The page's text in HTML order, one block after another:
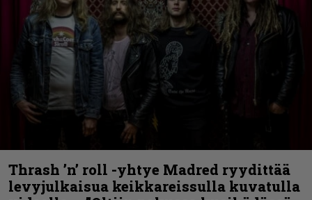
Thrash ’n’ roll -yhtye Madred ryydittää
levyjulkaisua keikkareissulla kuvatulla